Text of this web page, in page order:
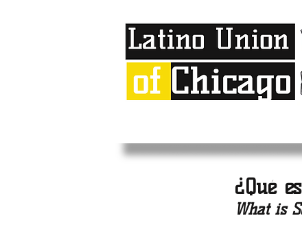
¿Qué
What is